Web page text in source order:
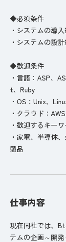
◆必須条件
・システムの導
・システムの設
◆歓迎条件
・言語：ASP、
t、Ruby
・OS：Unix、
・クラウド：
・歓迎するキー
・家電、半導体
製品
仕事内容
現在同社では、
テムの企画～開